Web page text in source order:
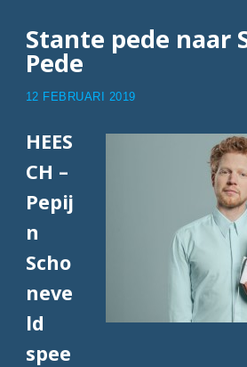
Stante pede naar
Pede
12 FEBRUARI 2019
HEES
CH –
Pepij
n
Scho
neve
ld
spee